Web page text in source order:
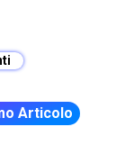
Articolo